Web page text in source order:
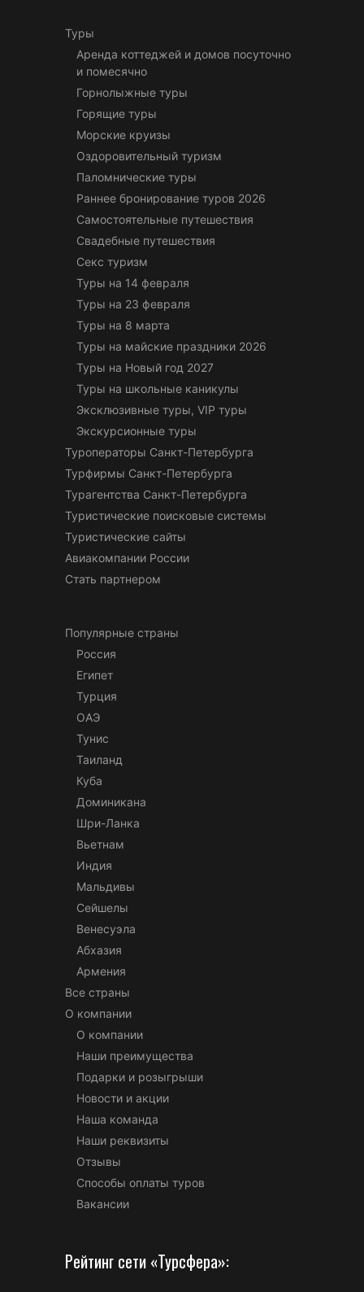
Туры
Аренда коттеджей и домов посуточно
и помесячно
Горнолыжные туры
Горящие туры
Морские круизы
Оздоровительный туризм
Паломнические туры
Раннее бронирование туров 2026
Самостоятельные путешествия
Свадебные путешествия
Секс туризм
Туры на 14 февраля
Туры на 23 февраля
Туры на 8 марта
Туры на майские праздники 2026
Туры на Новый год 2027
Туры на школьные каникулы
Эксклюзивные туры, VIP туры
Экскурсионные туры
Туроператоры Санкт-Петербурга
Турфирмы Санкт-Петербурга
Турагентства Санкт-Петербурга
Туристические поисковые системы
Туристические сайты
Авиакомпании России
Стать партнером
Популярные страны
Россия
Египет
Турция
ОАЭ
Тунис
Таиланд
Куба
Доминикана
Шри-Ланка
Вьетнам
Индия
Мальдивы
Сейшелы
Венесуэла
Абхазия
Армения
Все страны
О компании
О компании
Наши преимущества
Подарки и розыгрыши
Новости и акции
Наша команда
Наши реквизиты
Отзывы
Способы оплаты туров
Вакансии
Рейтинг сети «Турсфера»: